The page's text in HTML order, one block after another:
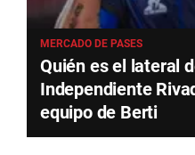
MERCADO DE PASES
Quién es el lateral
Independiente
equipo de Berti